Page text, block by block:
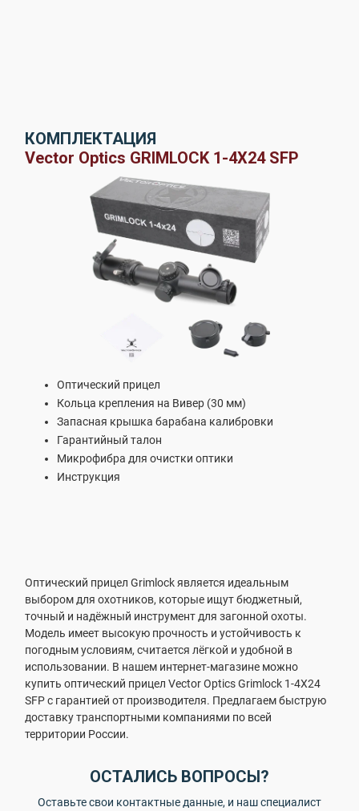
КОМПЛЕКТАЦИЯ
Vector Optics GRIMLOCK 1-4X24 SFP
Оптический прицел
Кольца крепления на Вивер (30 мм)
Запасная крышка барабана калибровки
Гарантийный талон
Микрофибра для очистки оптики
Инструкция
Оптический прицел Grimlock является идеальным
выбором для охотников, которые ищут бюджетный,
точный и надёжный инструмент для загонной охоты.
Модель имеет высокую прочность и устойчивость к
погодным условиям, считается лёгкой и удобной в
использовании. В нашем интернет-магазине можно
купить оптический прицел Vector Optics Grimlock 1-4X24
SFP с гарантией от производителя. Предлагаем быструю
доставку транспортными компаниями по всей
территории России.
ОСТАЛИСЬ ВОПРОСЫ?
Оставьте свои контактные данные, и наш специалист